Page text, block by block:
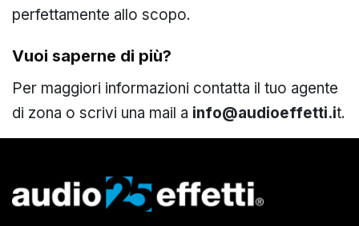
perfettamente allo scopo.
Vuoi saperne di più?
Per maggiori informazioni contatta il tuo agente
di zona o scrivi una mail a info@audioeffetti.it.